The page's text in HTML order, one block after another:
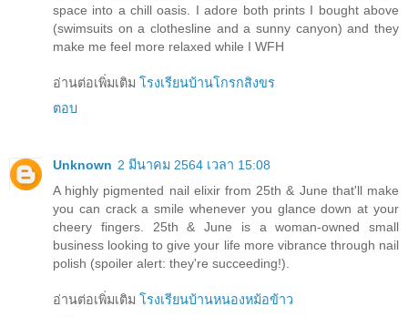
space into a chill oasis. I adore both prints I bought above
(swimsuits on a clothesline and a sunny canyon) and they
make me feel more relaxed while I WFH
อ่านต่อเพิ่มเติม โรงเรียนบ้านโกรกสิงขร
ตอบ
Unknown 2 มีนาคม 2564 เวลา 15:08
A highly pigmented nail elixir from 25th & June that'll make
you can crack a smile whenever you glance down at your
cheery fingers. 25th & June is a woman-owned small
business looking to give your life more vibrance through nail
polish (spoiler alert: they're succeeding!).
อ่านต่อเพิ่มเติม โรงเรียนบ้านหนองหม้อข้าว